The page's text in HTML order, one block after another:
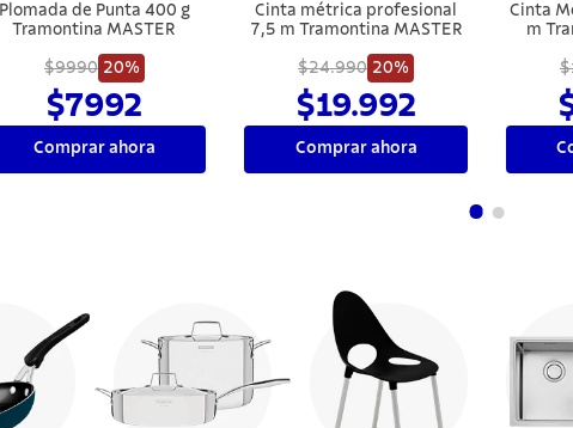
Plomada de Punta 400 g
Tramontina MASTER
$9990 20%
$7992
Comprar ahora
Cinta métrica profesional
7,5 m Tramontina MASTER
$24.990 20%
$19.992
Comprar ahora
Cinta
m